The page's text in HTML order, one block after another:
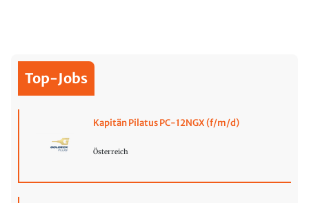
Top-Jobs
Kapitän Pilatus PC-12NGX (f/m/d)
Österreich